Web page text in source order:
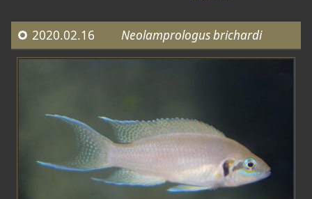
2020.02.16 Neolamprologus brichardi